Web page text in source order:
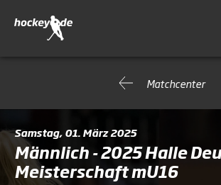
Matchcenter
Samstag, 01. März 2025
Männlich - 2025 Halle
Meisterschaft mU16